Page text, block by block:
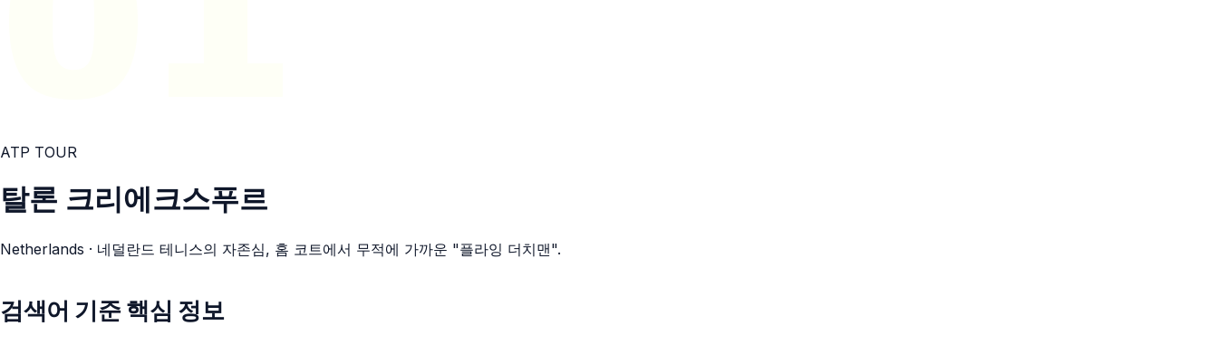
ATP TOUR
탈론 크리에크스푸르
Netherlands · 네덜란드 테니스의 자존심, 홈 코트에서 무적에 가까운 "플라잉 더치맨".
검색어 기준 핵심 정보